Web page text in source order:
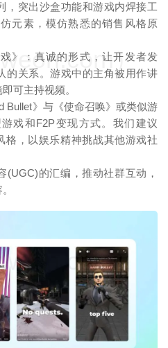
，突出沙盒功能和游戏内焊接工
元素，模仿熟悉的销售风格原
》：真诚的形式，让开发者发
的关系。游戏中的主角被用作讲
可主持视频。
Bullet》与《使命召唤》或类似游
戏和F2P变现方式。我们建议
格，以娱乐精神挑战其他游戏社
(UGC)的汇编，推动社群互动，
）
）